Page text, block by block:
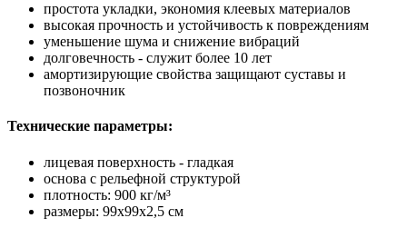
простота укладки, экономия клеевых материалов
высокая прочность и устойчивость к повреждениям
уменьшение шума и снижение вибраций
долговечность - служит более 10 лет
амортизирующие свойства защищают суставы и
позвоночник
Технические параметры:
лицевая поверхность - гладкая
основа с рельефной структурой
плотность: 900 кг/м³
размеры: 99х99х2,5 см